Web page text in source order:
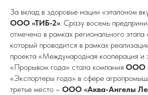
За вклад в здоровье нации «эталоном
ООО «ТИБ-2». Сразу восемь
отмечено в рамках регионального
который проводится в рамках
проекта «Международная кооперация и
«Прорывом года» стала компания ООО
«Экспортеры года» в сфере
третье место – ООО «Аква-Ангелы